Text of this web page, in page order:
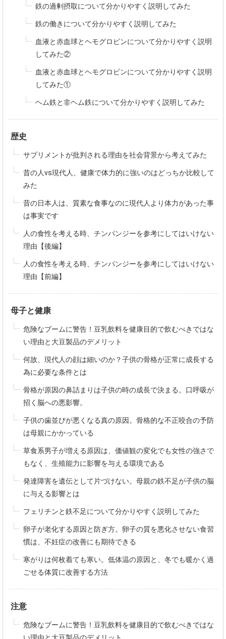
鉄の過剰摂取について分かりやすく説明してみた
鉄の働きについて分かりやすく説明してみた
血液と赤血球とヘモグロビンについて分かりやすく説明
してみた②
血液と赤血球とヘモグロビンについて分かりやすく説明
してみた①
ヘム鉄と非ヘム鉄について分かりやすく説明してみた
歴史
サプリメントが批判される理由を社会背景から考えてみた
昔の人vs現代人、健康で体力的に強いのはどっちか比較して
みた
昔の日本人は、質素な食事なのに現代人より体力があった事
は事実です
人の食性を考える時、チンパンジーを参考にしてはいけない
理由【後編】
人の食性を考える時、チンパンジーを参考にしてはいけない
理由【前編】
母子と健康
危険なブームに警告！豆乳飲料を健康目的で飲むべきではな
い理由と大豆製品のデメリット
何故、現代人の顔は細いのか？子供の骨格が正常に成長する
為に必要な条件とは
骨格が原因の鼻詰まりは子供の時の成長で決まる。口呼吸が
招く脳への悪影響。
子供の歯並びが悪くなる真の原因。骨格的な不正咬合の予防
は母親にかかっている
草食系男子が増える原因は、価値観の変化でも女性の強さで
もなく、生殖能力に影響を与える環境である
発達障害を遺伝として片づけない。母親の鉄不足が子供の脳
に与える影響とは
フェリチンと鉄不足について分かりやすく説明してみた
卵子が老化する原因と防ぎ方。卵子の質を悪化させない食習
慣は、不妊症の改善にも期待できる
寒がりは何枚着ても寒い。低体温の原因と、冬でも暖かく過
ごせる体質に改善する方法
注意
危険なブームに警告！豆乳飲料を健康目的で飲むべきではな
い理由と大豆製品のデメリット